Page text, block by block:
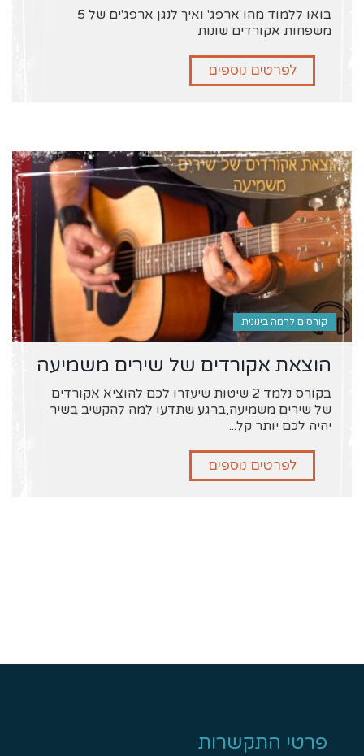
בואו ללמוד מהו ארפג' ואיך לנגן ארפג'ים של 5
משפחות אקורדים שונות
לפרטים נוספים
קורסים לרמה בינונית
הוצאת אקורדים של שירים משמיעה
בקורס נלמד 2 שיטות שיעזרו לכם להוציא אקורדים
של שירים משמיעה,ברגע שתדעו למה להקשיב בשיר
יהיה לכם יותר קל...
לפרטים נוספים
פרטי התקשרות